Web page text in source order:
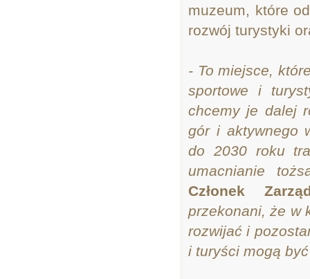
muzeum, które
rozwój turystyki
- To miejsce,
sportowe i
chcemy je dalej
gór i aktywnego
do 2030 roku
umacnianie
Członek
przekonani, że w
rozwijać i
i turyści mogą